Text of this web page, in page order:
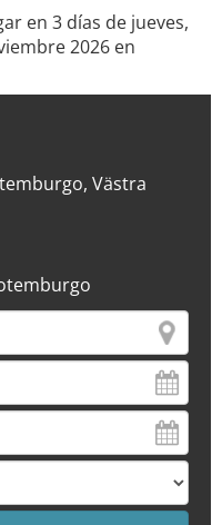
en 3 días de jueves,
2026 en
Västra